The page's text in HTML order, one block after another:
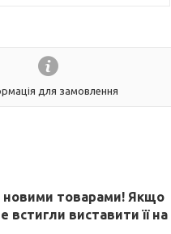
для замовлення
новими товарами! Якщо
виставити її на